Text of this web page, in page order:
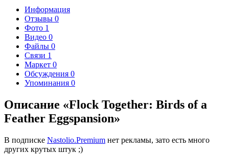
Информация
Отзывы 0
Фото 1
Видео 0
Файлы 0
Связи 1
Маркет 0
Обсуждения 0
Упоминания 0
Описание «Flock Together: Birds of a
Feather Eggspansion»
В подписке Nastolio.Premium нет рекламы, зато есть много
других крутых штук ;)